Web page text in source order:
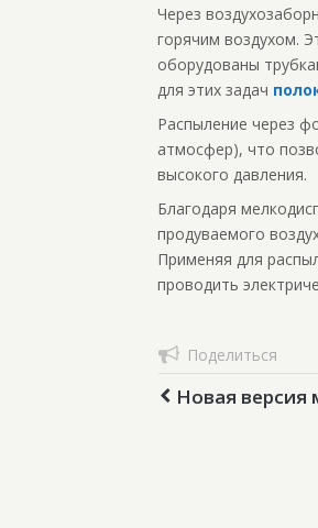
Через
горячим воздухом.
оборудованы
для этих задач
Распыление через
атмосфер), что
высокого давления.
Благодаря
продуваемого
Применяя для
проводить
Поделиться
Новая версия